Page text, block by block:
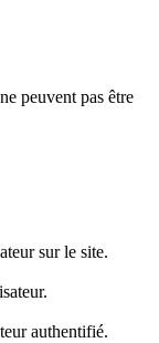
peuvent pas être
sur le site.
authentifié.